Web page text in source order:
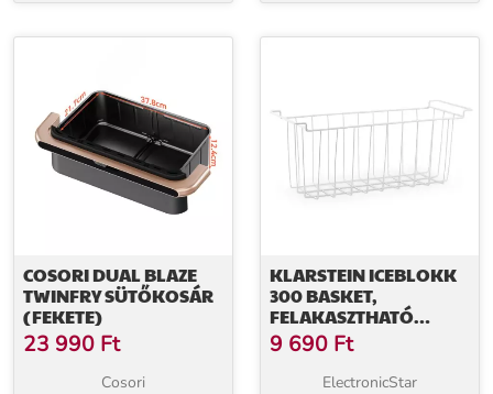
Forrólevegős Sütő fehér színben
COSORI DUAL BLAZE
TWINFRY SÜTŐKOSÁR
(FEKETE)
23 990 Ft
Cosori
KLARSTEIN ICEBLOKK
300 BASKET,
FELAKASZTHATÓ
KOSÁR A
FAGYASZTÓBA,
KIEGÉSZÍTŐ,
9 690 Ft
ElectronicStar